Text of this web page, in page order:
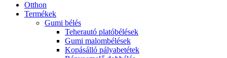
Otthon
Termékek
Gumi bélés
Teherautó platóbélések
Gumi malombélések
Kopásálló pályabetétek